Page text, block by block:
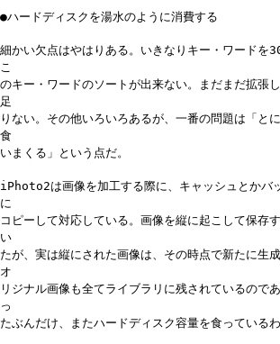
●ハードディスクを湯水のように消費する
細かい欠点はやはりある。いきなりキー・ワードを
こ
のキー・ワードのソートが出来ない。まだまだ拡張
足
りない。その他いろいろあるが、一番の問題は「と
食
いまくる」という点だ。
iPhoto2は画像を加工する際に、キャッシュとかバ
に
コピーして対応している。画像を縦に起こして保存
い
たが、実は縦にされた画像は、その時点で新たに生
オ
リジナル画像も全てライブラリに残されているので
っ
たぶんだけ、またハードディスク容量を食っているわ